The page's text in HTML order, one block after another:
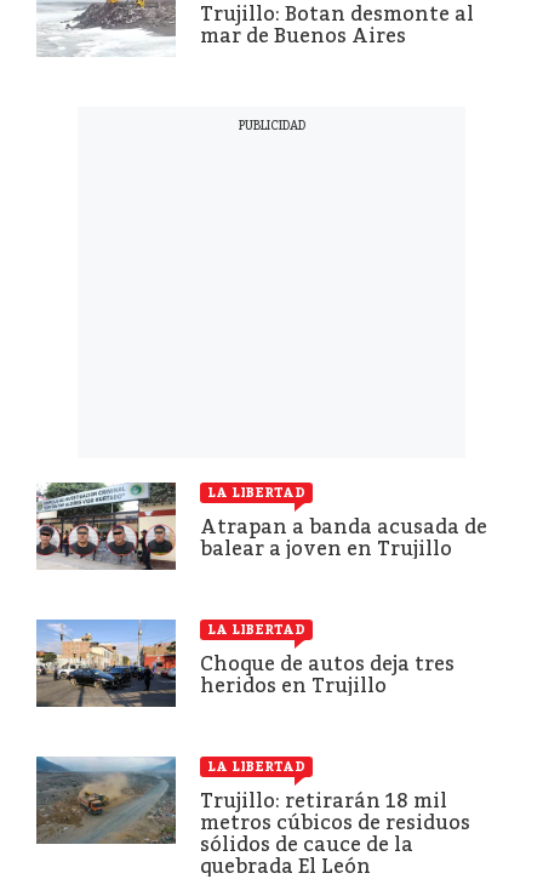
Trujillo: Botan desmonte al
mar de Buenos Aires
LA LIBERTAD
Atrapan a banda acusada de
balear a joven en Trujillo
LA LIBERTAD
Choque de autos deja tres
heridos en Trujillo
LA LIBERTAD
Trujillo: retirarán 18 mil
metros cúbicos de residuos
sólidos de cauce de la
quebrada El León